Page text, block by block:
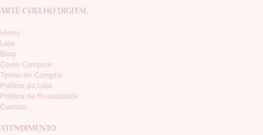
ARTE COELHO DIGITAL
Home
Loja
Blog
Como Comprar
Termo de Compra
Política da Loja
Política de Privacidade
Contato
ATENDIMENTO